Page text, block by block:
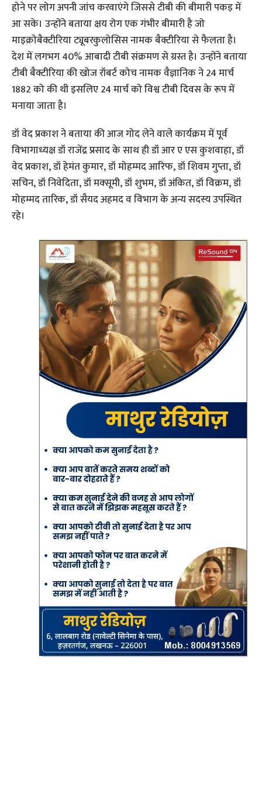
होने पर लोग अपनी जांच करवाएंगे जिससे टीबी की बीमारी पकड़ में
आ सके। उन्होंने बताया क्षय रोग एक गंभीर बीमारी है जो
माइक्रोबैक्टीरिया ट्यूबरकुलोसिस नामक बैक्टीरिया से फैलता है।
देश में लगभग 40% आबादी टीबी संक्रमण से ग्रस्त है। उन्होंने बताया
टीबी बैक्टीरिया की खोज रॉबर्ट कोच नामक वैज्ञानिक ने 24 मार्च
1882 को की थी इसलिए 24 मार्च को विश्व टीबी दिवस के रूप में
मनाया जाता है।
डॉ वेद प्रकाश ने बताया की आज गोद लेने वाले कार्यक्रम में पूर्व
विभागाध्‍यक्ष डॉ राजेंद्र प्रसाद के साथ ही डॉ आर ए एस कुशवाहा, डॉ
वेद प्रकाश, डॉ हेमंत कुमार, डॉ मोहम्मद आरिफ, डॉ शिवम गुप्ता, डॉ
सचिन, डॉ निवेदिता, डॉ मक्‍सूमी, डॉ शुभम, डॉ अंकित, डॉ विक्रम, डॉ
मोहम्मद तारिक, डॉ सैयद अहमद व विभाग के अन्य सदस्य उपस्थित
रहे।